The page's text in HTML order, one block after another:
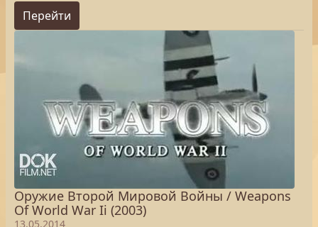
Перейти
Оружие Второй Мировой Войны / Weapons
Of World War Ii (2003)
13.05.2014